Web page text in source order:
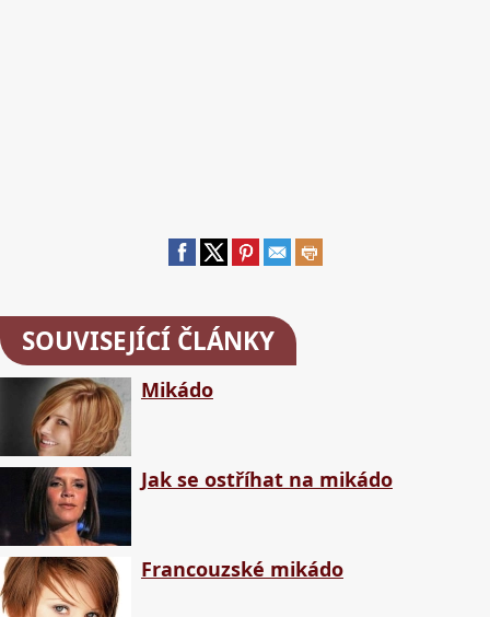
SOUVISEJÍCÍ ČLÁNKY
Mikádo
Jak se ostříhat na mikádo
Francouzské mikádo